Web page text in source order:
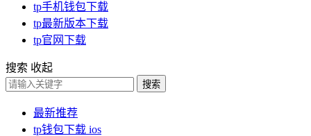
tp手机钱包下载
tp最新版本下载
tp官网下载
搜索 收起
搜索
最新推荐
tp钱包下载 ios